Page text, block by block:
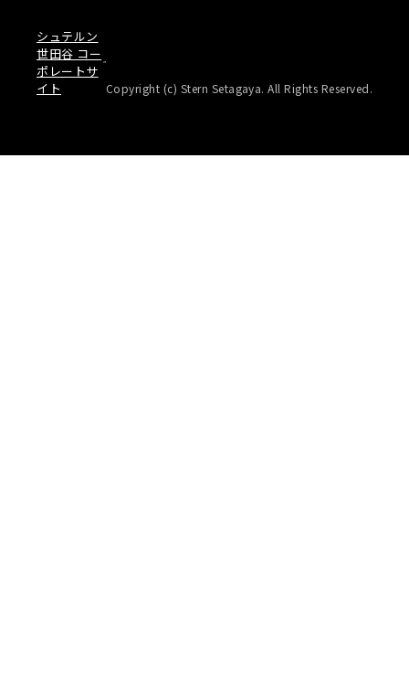
シュテルン
世田谷 コー
ポレートサ
イト
Copyright (c) Stern Setagaya. All Rights Reserved.